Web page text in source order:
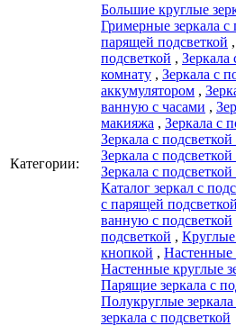
Категории:
Большие круглые
Гримерные зеркала с
парящей подсветкой ,
подсветкой , Зеркала
комнату , Зеркала с
аккумулятором ,
ванную с часами ,
макияжа , Зеркала с
Зеркала с
Зеркала с
Зеркала с
Каталог зеркал c
с парящей подсветкой
ванную с подсветкой
подсветкой , Круглые
кнопкой , Настенные
Настенные круглые
Парящие зеркала с
Полукруглые зеркала
зеркала с подсветкой